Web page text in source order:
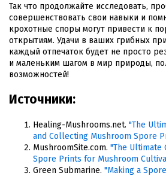
Так что продолжайте исследовать,
совершенствовать свои навыки и
крохотные споры могут привести к
открытиям. Удачи в ваших грибных
каждый отпечаток будет не просто
и маленьким шагом в мир природы,
возможностей!
Источники:
Healing-Mushrooms.net. "The
and Collecting Mushroom Spore
MushroomSite.com. "The Ultimate
Spore Prints for Mushroom
Green Submarine. "Making a